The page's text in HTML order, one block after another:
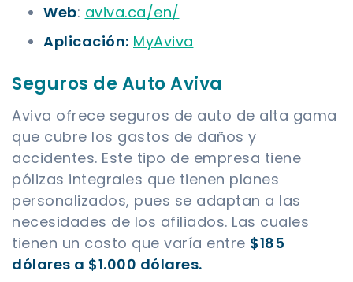
Web: aviva.ca/en/
Aplicación: MyAviva
Seguros de Auto Aviva
Aviva ofrece seguros de auto de alta gama
que cubre los gastos de daños y
accidentes. Este tipo de empresa tiene
pólizas integrales que tienen planes
personalizados, pues se adaptan a las
necesidades de los afiliados. Las cuales
tienen un costo que varía entre $185
dólares a $1.000 dólares.